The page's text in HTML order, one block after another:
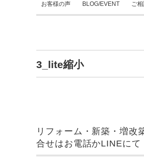
お客様の声 BLOG/EVENT ご
3_lite縮小
リフォーム・新築・増改
合せはお電話かLINEにて